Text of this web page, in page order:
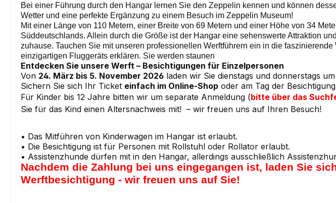
Bei einer Führung durch den Hangar lernen Sie den Zeppelin kennen und können
Wetter und eine perfekte Ergänzung zu einem Besuch im Zeppelin Museum!
Mit einer Länge von 110 Metern, einer Breite von 69 Metern und einer Höhe von 34
Süddeutschlands. Allein durch die Größe ist der Hangar eine sehenswerte Attraktion
zuhause. Tauchen Sie mit unseren professionellen Werftführern ein in die
einzigartigen Fluggeräts erklären. Sie werden staunen
Entdecken Sie unsere Werft – Besichtigungen für Einzelpersonen
Von 24. März bis 5. November 2026 laden wir Sie dienstags und donnerstags um
Sichern Sie sich Ihr Ticket einfach im Online-Shop oder am Tag der
Für Kinder bis 12 Jahre bitten wir um separate Anmeldung (bitte über das
Sie für das Kind einen Altersnachweis mit! – wir freuen uns auf Ihren Besuch!
• Das Mitführen von Kinderwagen im Hangar ist erlaubt.
• Die Besichtigung ist für Personen mit Rollstuhl oder Rollator erlaubt.
• Assistenzhunde dürfen mit in den Hangar, allerdings ausschließlich
Nachdem die Zahlung bei uns eingegangen ist, laden Sie
Werftbesichtigung - wir freuen uns auf Sie!